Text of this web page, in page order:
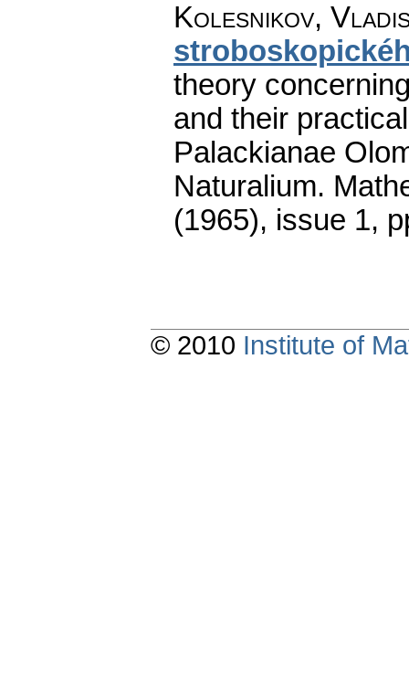
Kolesnikov,
theory
and their
Palackianae
Naturalium.
(1965), issue 1,
© 2010 Institute of